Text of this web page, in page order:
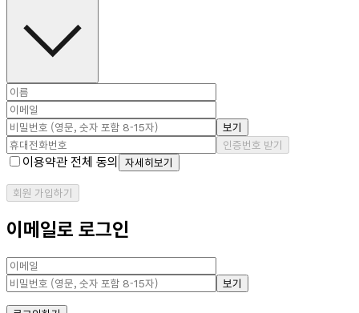
보기
인증번호 받기
이용약관 전체 동의 자세히보기
회원 가입하기
이메일로 로그인
보기